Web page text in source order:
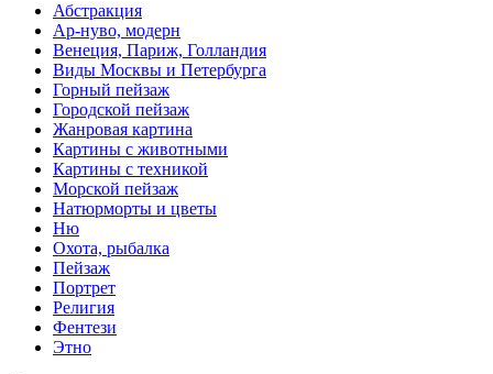
Абстракция
Ар-нуво, модерн
Венеция, Париж, Голландия
Виды Москвы и Петербурга
Горный пейзаж
Городской пейзаж
Жанровая картина
Картины с животными
Картины с техникой
Морской пейзаж
Натюрморты и цветы
Ню
Охота, рыбалка
Пейзаж
Портрет
Религия
Фентези
Этно